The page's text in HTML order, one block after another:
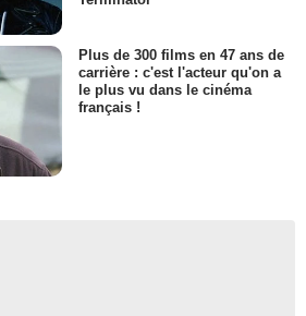
Plus de 300 films en 47 ans de
carrière : c'est l'acteur qu'on a
le plus vu dans le cinéma
français !